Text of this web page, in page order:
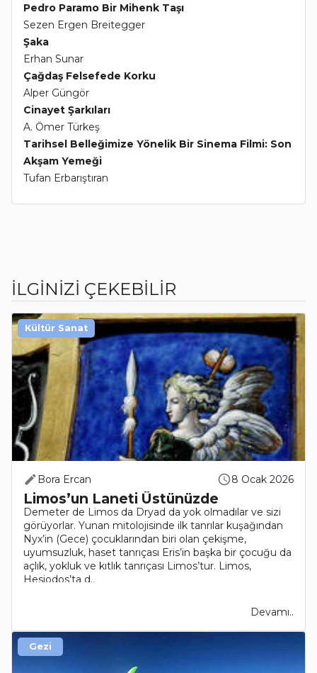
Pedro Paramo Bir Mihenk Taşı
Sezen Ergen Breitegger
Şaka
Erhan Sunar
Çağdaş Felsefede Korku
Alper Güngör
Cinayet Şarkıları
A. Ömer Türkeş
Tarihsel Belleğimize Yönelik Bir Sinema Filmi: Son
Akşam Yemeği
Tufan Erbarıştıran
İLGİNİZİ ÇEKEBİLİR
Bora Ercan 8 Ocak 2026
Limos’un Laneti Üstünüzde
Demeter de Limos da Dryad da yok olmadılar ve sizi
görüyorlar. Yunan mitolojisinde ilk tanrılar kuşağından
Nyx’in (Gece) çocuklarından biri olan çekişme,
uyumsuzluk, haset tanrıçası Eris’in başka bir çocuğu da
açlık, yokluk ve kıtlık tanrıçası Limos’tur. Limos,
Hesiodos’ta d..
Devamı..
Kültür Sanat
Gezi